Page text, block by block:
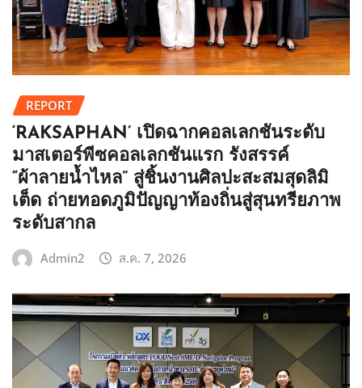
REPORT
‘RAKSAPHAN’ เปิดฉากคอลเลกชันระดับ
มาสเตอร์พีซคอลเลกชันแรก รังสรรค์
“ผ้าลายน้ำไหล” สู่ชิ้นงานศิลปะสะสมสุดลิมิ
เต็ด ถ่ายทอดภูมิปัญญาท้องถิ่นสู่สุนทรียภาพ
ระดับสากล
Admin2 ส.ค. 7, 2026